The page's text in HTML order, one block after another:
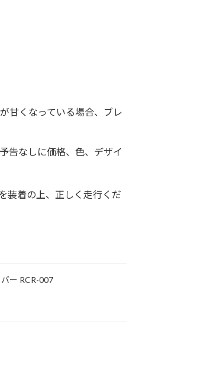
甘くなっている場合、ブレ
告なしに価格、色、デザイ
装着の上、正しく走行くだ
ー RCR-007